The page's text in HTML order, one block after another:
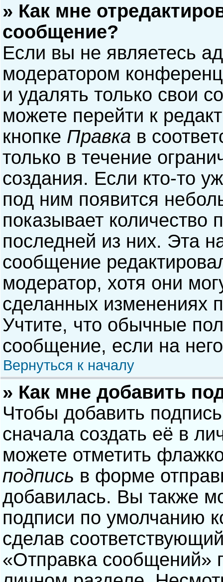
» Как мне
сообщение?
Если вы не являетесь
модератором
и удалять только свои
можете перейти к
кнопке Правка в
только в течение
создания. Если кто-то
под ним появится
показывает количество
последней из них. Эта
сообщение
модератор, хотя они
сделанных изменениях
Учтите, что обычные
сообщение, если на
Вернуться к началу
» Как мне добавить
Чтобы добавить
сначала создать её в
можете отметить
подпись в форме
добавилась. Вы также
подписи по умолчанию
сделав
«Отправка сообщений»